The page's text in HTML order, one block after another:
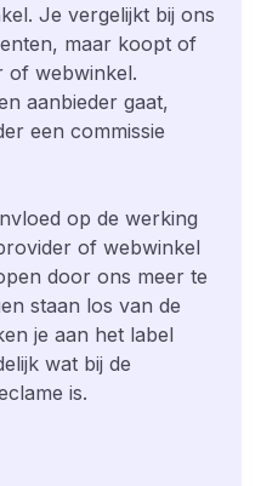
Je vergelijkt bij ons
maar koopt of
of webwinkel.
aanbieder gaat,
een commissie
op de werking
of webwinkel
door ons meer te
staan los van de
je aan het label
wat bij de
is.